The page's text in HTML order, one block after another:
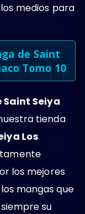
medios para
de Saint
Tomo 10
Saint Seiya
tienda
Los
los mejores
mangas que
su